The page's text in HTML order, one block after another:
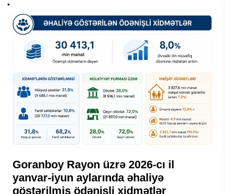
Goranboy Rayon üzrə 2026-cı il
yanvar-iyun aylarında əhaliyə
göstərilmiş ödənişli xidmətlər